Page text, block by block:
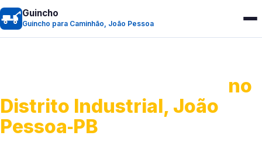
Guincho
Guincho para Caminhão, João Pessoa
no
Distrito Industrial, João
Pessoa‑PB